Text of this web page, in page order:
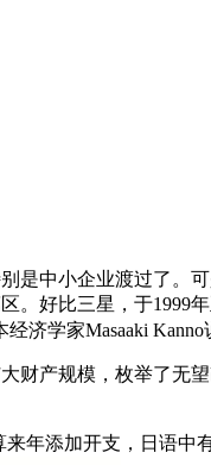
小企业渡过了。可
好比三星，于1999
济学家Masaaki Kanno
产规模，枚举了无
添加开支，日语中